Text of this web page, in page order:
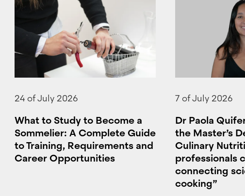
24 of July 2026
What to Study to Become a
Sommelier: A Complete Guide
to Training, Requirements and
Career Opportunities
7 of July 2026
Dr Paola
the Master’s
Culinary
professionals
connecting
cooking”